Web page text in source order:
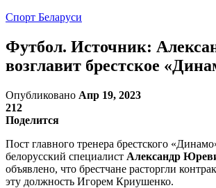
Спорт Беларуси
Футбол. Источник:
возглавит брестское
Опубликовано Апр 19, 2023
212
Поделится
Пост главного тренера брестского
белорусский специалист Александр
объявлено, что брестчане расторгли
эту должность Игорем Криушенко.